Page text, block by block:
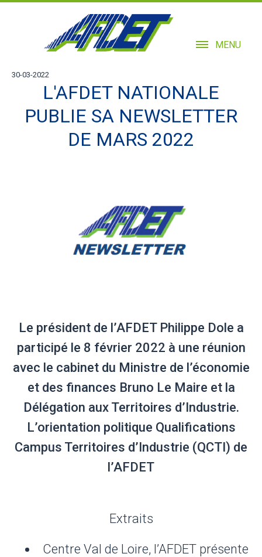
MENU
30-03-2022
L'AFDET NATIONALE
PUBLIE SA NEWSLETTER
DE MARS 2022
Le président de l’AFDET Philippe Dole a
participé le 8 février 2022 à une réunion
avec le cabinet du Ministre de l’économie
et des finances Bruno Le Maire et la
Délégation aux Territoires d’Industrie.
L’orientation politique Qualifications
Campus Territoires d’Industrie (QCTI) de
l’AFDET
Extraits
Centre Val de Loire, l’AFDET présente